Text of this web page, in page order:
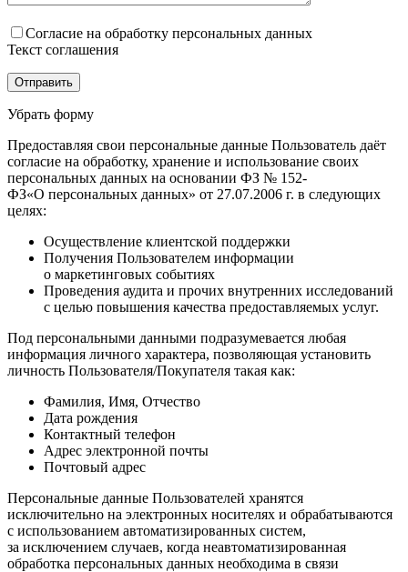
Согласие на обработку персональных данных
Текст соглашения
Убрать форму
Предоставляя свои персональные данные Пользователь даёт
согласие на обработку, хранение и использование своих
персональных данных на основании ФЗ № 152-
ФЗ«О персональных данных» от 27.07.2006 г. в следующих
целях:
Осуществление клиентской поддержки
Получения Пользователем информации
о маркетинговых событиях
Проведения аудита и прочих внутренних исследований
с целью повышения качества предоставляемых услуг.
Под персональными данными подразумевается любая
информация личного характера, позволяющая установить
личность Пользователя/Покупателя такая как:
Фамилия, Имя, Отчество
Дата рождения
Контактный телефон
Адрес электронной почты
Почтовый адрес
Персональные данные Пользователей хранятся
исключительно на электронных носителях и обрабатываются
с использованием автоматизированных систем,
за исключением случаев, когда неавтоматизированная
обработка персональных данных необходима в связи